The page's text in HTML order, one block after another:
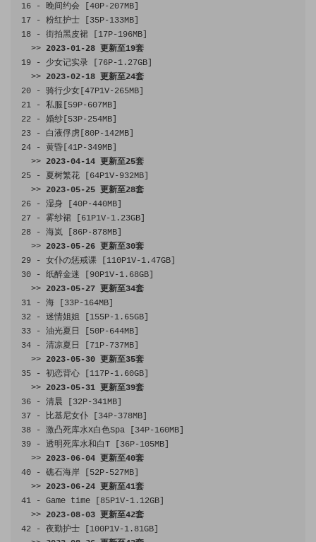
16
- 晚间约会 40P-207MB
17
- 粉红护士 35P-133MB
18
- 街拍黑皮裙 17P-196MB
>> 2023-01-28 更新至19套
19
- 少女记实录 76P-1.27GB
>> 2023-02-18 更新至24套
20
- 骑行少女[ 47P1V-265MB
21
- 私服[ 59P-607MB
22
- 婚纱[ 53P-254MB
23
- 白液俘虏[ 80P-142MB
24
- 黄昏[ 41P-349MB
>> 2023-04-14 更新至25套
25
- 夏树繁花 64P1V-932MB
>> 2023-05-25 更新至28套
26
- 湿身 40P-440MB
27
- 雾纱裙 61P1V-1.23GB
28
- 海岚 86P-878MB
>> 2023-05-26 更新至30套
29
- 女仆の惩戒课 110P1V-1.47GB
30
- 纸醉金迷 90P1V-1.68GB
>> 2023-05-27 更新至34套
31
- 海 33P-164MB
32
- 迷情姐姐 155P-1.65GB
33
- 油光夏日 50P-644MB
34
- 清凉夏日 71P-737MB
>> 2023-05-30 更新至35套
35
- 初恋背心 117P-1.60GB
>> 2023-05-31 更新至39套
36
- 清晨 32P-341MB
37
- 比基尼女仆 34P-378MB
38
- 激凸死库水X白色Spa 34P-160MB
39
- 透明死库水和白T 36P-105MB
>> 2023-06-04 更新至40套
40
- 礁石海岸 52P-527MB
>> 2023-06-24 更新至41套
41
- Game time 85P1V-1.12GB
>> 2023-08-03 更新至42套
42
- 夜勤护士 100P1V-1.81GB